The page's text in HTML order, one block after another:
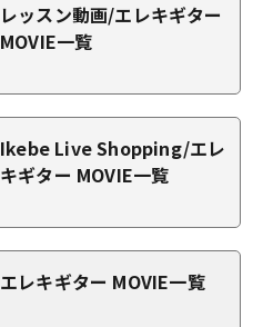
レッスン動画/エレキギター
MOVIE一覧
Ikebe Live Shopping/エレ
キギター MOVIE一覧
エレキギター MOVIE一覧